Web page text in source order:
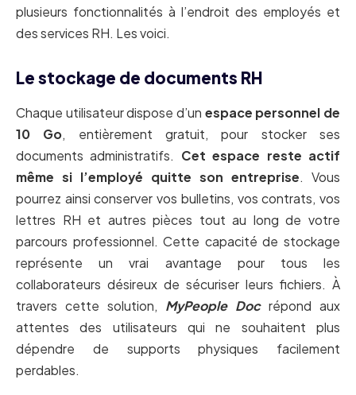
plusieurs fonctionnalités à l’endroit des employés et
des services RH. Les voici.
Le stockage de documents RH
Chaque utilisateur dispose d’un espace personnel de
10 Go, entièrement gratuit, pour stocker ses
documents administratifs. Cet espace reste actif
même si l’employé quitte son entreprise. Vous
pourrez ainsi conserver vos bulletins, vos contrats, vos
lettres RH et autres pièces tout au long de votre
parcours professionnel. Cette capacité de stockage
représente un vrai avantage pour tous les
collaborateurs désireux de sécuriser leurs fichiers. À
travers cette solution, MyPeople Docrépond aux
attentes des utilisateurs qui ne souhaitent plus
dépendre de supports physiques facilement
perdables.